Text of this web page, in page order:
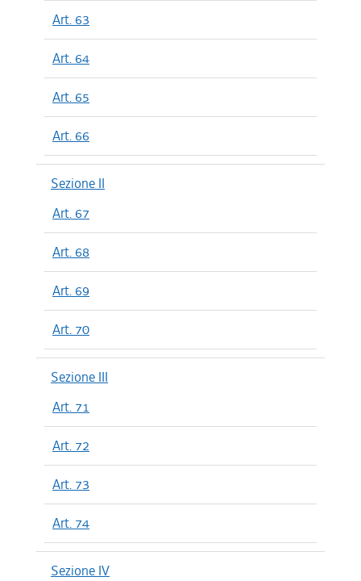
Art. 63
Art. 64
Art. 65
Art. 66
Sezione II
Art. 67
Art. 68
Art. 69
Art. 70
Sezione III
Art. 71
Art. 72
Art. 73
Art. 74
Sezione IV